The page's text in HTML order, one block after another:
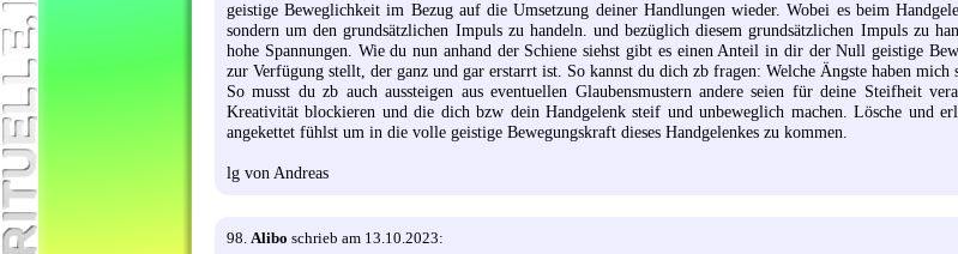
geistige Beweglichkeit im Bezug auf die Umsetzung deiner Handlungen wieder. Wobei es beim
sondern um den grundsätzlichen Impuls zu handeln. und bezüglich diesem grundsätzlichen Impuls zu
hohe Spannungen. Wie du nun anhand der Schiene siehst gibt es einen Anteil in dir der Null geistige
zur Verfügung stellt, der ganz und gar erstarrt ist. So kannst du dich zb fragen: Welche Ängste haben mich
So musst du zb auch aussteigen aus eventuellen Glaubensmustern andere seien für deine Steifheit
Kreativität blockieren und die dich bzw dein Handgelenk steif und unbeweglich machen. Lösche und
angekettet fühlst um in die volle geistige Bewegungskraft dieses Handgelenkes zu kommen.
lg von Andreas
98. Alibo schrieb am 13.10.2023: